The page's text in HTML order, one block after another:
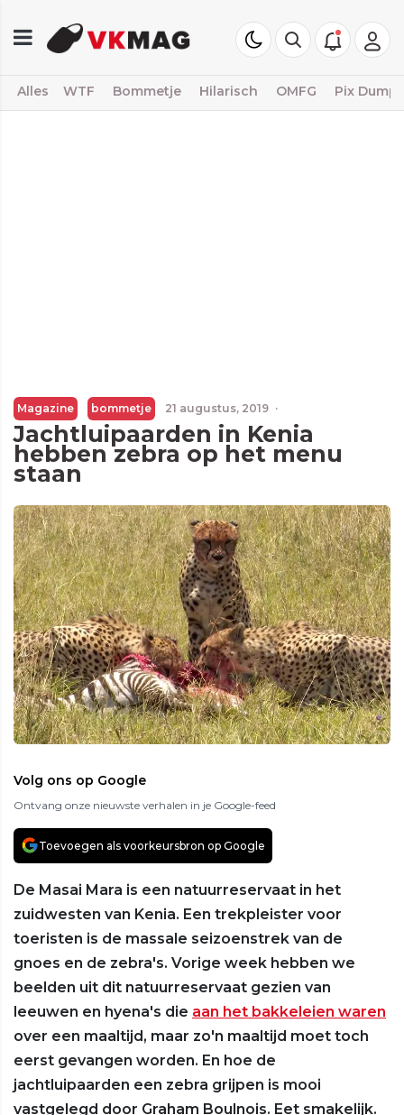
Alles WTF Bommetje Hilarisch OMFG Pix Dump
Magazine bommetje 21 augustus, 2019 ·
Jachtluipaarden in Kenia
hebben zebra op het menu
staan
Volg ons op Google
Ontvang onze nieuwste verhalen in je Google-feed
Toevoegen als voorkeursbron op Google
De Masai Mara is een natuurreservaat in het
zuidwesten van Kenia. Een trekpleister voor
toeristen is de massale seizoenstrek van de
gnoes en de zebra's. Vorige week hebben we
beelden uit dit natuurreservaat gezien van
leeuwen en hyena's die aan het bakkeleien waren
over een maaltijd, maar zo'n maaltijd moet toch
eerst gevangen worden. En hoe de
jachtluipaarden een zebra grijpen is mooi
vastgelegd door Graham Boulnois. Eet smakelijk.